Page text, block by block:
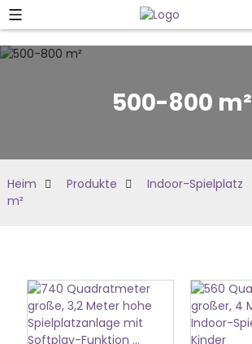
500-800 m²
Heim Produkte Indoor-Spielplatz
m²